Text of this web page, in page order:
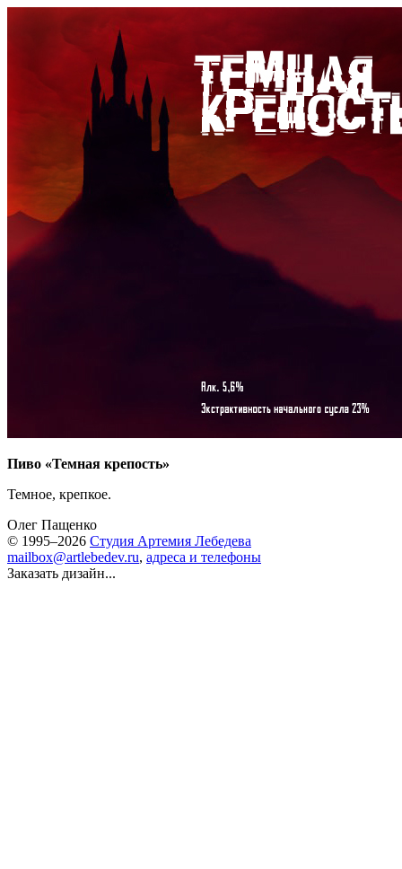
Пиво «Темная крепость»
Темное, крепкое.
Олег Пащенко
© 1995–2026 Студия Артемия Лебедева
mailbox@artlebedev.ru, адреса и телефоны
Заказать дизайн...